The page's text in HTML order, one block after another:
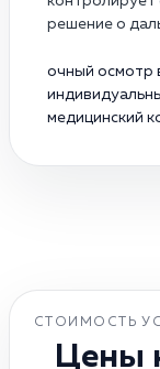
решение о
очный осмотр
медицинский
СТОИМОСТЬ
Цены